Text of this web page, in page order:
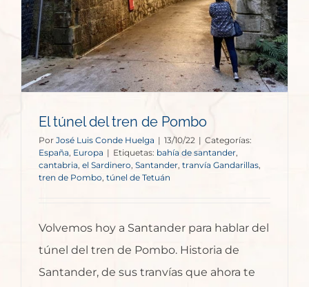
El túnel del tren de Pombo
Por José Luis Conde Huelga | 13/10/22 | Categorías:
España Europa | Etiquetas: bahía de santander
cantabria, el Sardinero Santander tranvía Gandarillas
tren de Pombo túnel de Tetuán
Volvemos hoy a Santander para hablar del
túnel del tren de Pombo. Historia de
Santander, de sus tranvías que ahora te